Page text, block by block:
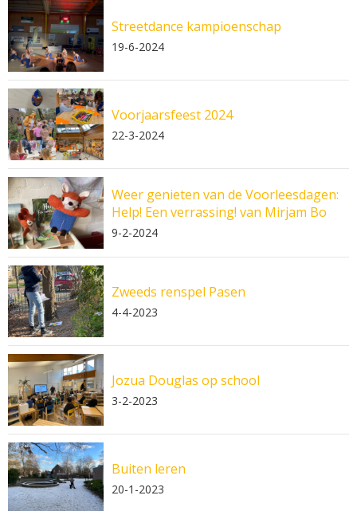
Streetdance kampioenschap
19-6-2024
Voorjaarsfeest 2024
22-3-2024
Weer genieten van de Voorleesdagen:
Help! Een verrassing! van Mirjam Bo
9-2-2024
Zweeds renspel Pasen
4-4-2023
Jozua Douglas op school
3-2-2023
Buiten leren
20-1-2023